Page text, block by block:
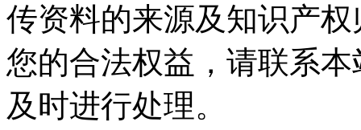
传资料的来源及知识产
您的合法权益，请联系
及时进行处理。